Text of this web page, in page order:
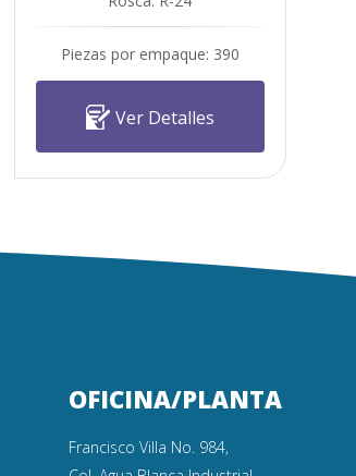
Piezas por empaque: 390
Ver Detalles
OFICINA/PLANTA
Francisco Villa No. 984,